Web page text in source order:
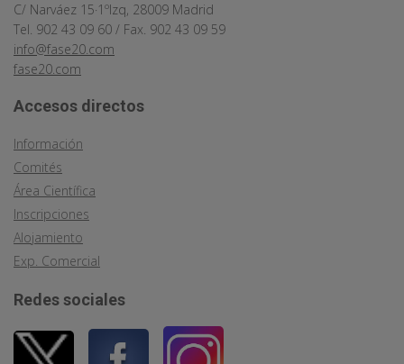
C/ Narváez 15·1ºIzq, 28009 Madrid
Tel. 902 43 09 60 / Fax. 902 43 09 59
info@fase20.com
fase20.com
Accesos directos
Información
Comités
Área Científica
Inscripciones
Alojamiento
Exp. Comercial
Redes sociales